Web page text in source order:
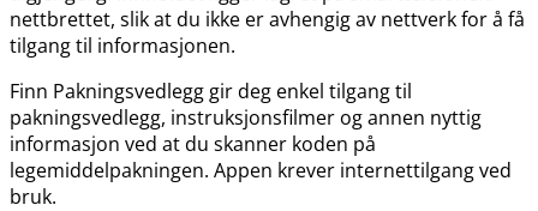
nettbrettet, slik at du ikke er avhengig av nettverk for å få
tilgang til informasjonen.
Finn Pakningsvedlegg gir deg enkel tilgang til
pakningsvedlegg, instruksjonsfilmer og annen nyttig
informasjon ved at du skanner koden på
legemiddelpakningen. Appen krever internettilgang ved
bruk.